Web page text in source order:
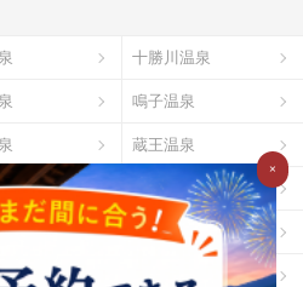
十勝川温泉
鳴子温泉
蔵王温泉
伊香保温泉
鬼怒川温泉
白骨温泉
×